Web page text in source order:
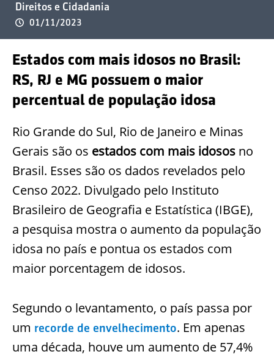
Direitos e Cidadania
01/11/2023
Estados com mais idosos no Brasil:
RS, RJ e MG possuem o maior
percentual de população idosa
Rio Grande do Sul, Rio de Janeiro e Minas
Gerais são os estados com mais idosos no
Brasil. Esses são os dados revelados pelo
Censo 2022. Divulgado pelo Instituto
Brasileiro de Geografia e Estatística (IBGE),
a pesquisa mostra o aumento da população
idosa no país e pontua os estados com
maior porcentagem de idosos.
Segundo o levantamento, o país passa por
um recorde de envelhecimento. Em apenas
uma década, houve um aumento de 57,4%